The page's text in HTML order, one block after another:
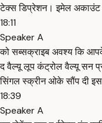
टेक्स डिप्रेशन। इमेल
18:11
Speaker A
को सब्सक्राइब अवश्य कि
द वैल्यू लूप कंट्रोल वैल्यू सन
सिंगल स्क्रीन ओके सौंप दी इस
18:39
Speaker A